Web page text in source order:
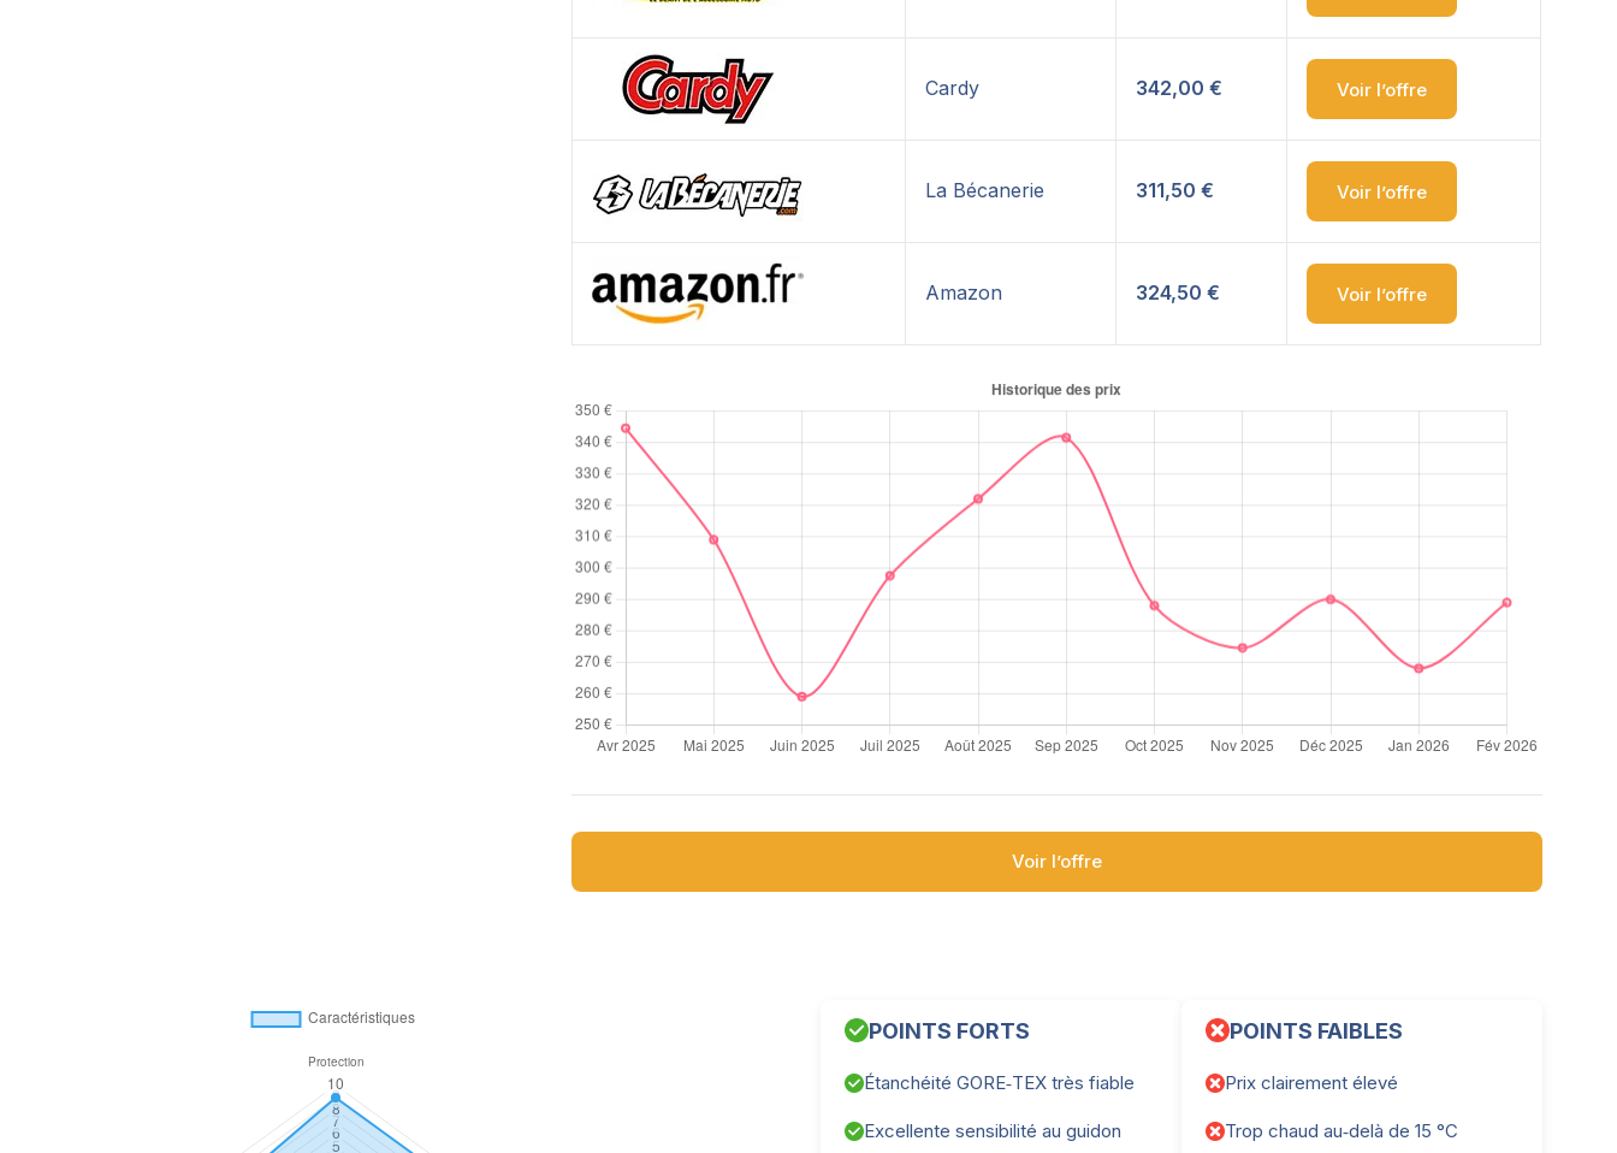
Cardy 342,00 € Voir l’offre
La Bécanerie 311,50 € Voir l’offre
Amazon 324,50 € Voir l’offre
Voir l’offre
POINTS FORTS
Étanchéité GORE‑TEX très fiable
Excellente sensibilité au guidon
POINTS FAIBLES
Prix clairement élevé
Trop chaud au‑delà de 15 °C